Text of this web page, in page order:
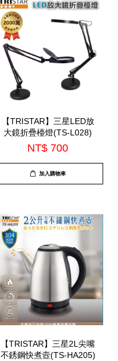
【TRISTAR】三星LED放
大鏡折疊檯燈(TS-L028)
NT$ 700
加入購物車
【TRISTAR】三星2L尖嘴
不銹鋼快煮壼(TS-HA205)